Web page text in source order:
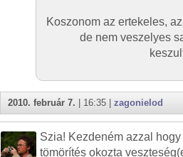
Koszonom az ertekeles,
de nem veszelyes
2010. február 7. | 16:35 | zagonielod
Szia! Kezdeném azzal
tömörítés okozta